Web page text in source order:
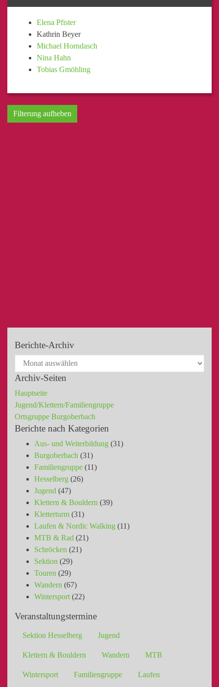
Elena Pfister
Kathrin Beyer
Michael Horndasch
Nina Hahn
Tobias Gmöhling
Filterung aufheben
Berichte-Archiv
Archiv-Seiten
Hauptseite
Jugend/Klettern/Familiengruppe
Ortsgruppe Burgoberbach
Berichte nach Kategorien
Aus- und Weiterbildung (31)
Burgoberbach (31)
Familiengruppe (11)
Hesselberg (26)
Jugend (47)
Klettern & Bouldern (39)
Kletterturm (31)
Laufen & Nordic Walking (11)
MTB & Rad (21)
Schröcken (21)
Sektion (29)
Touren (29)
Wandern (67)
Wintersport (22)
Veranstaltungstermine
Sektion Hesselberg Jugend
Klettern & Bouldern Wandern MTB
Wintersport Familiengruppe Laufen